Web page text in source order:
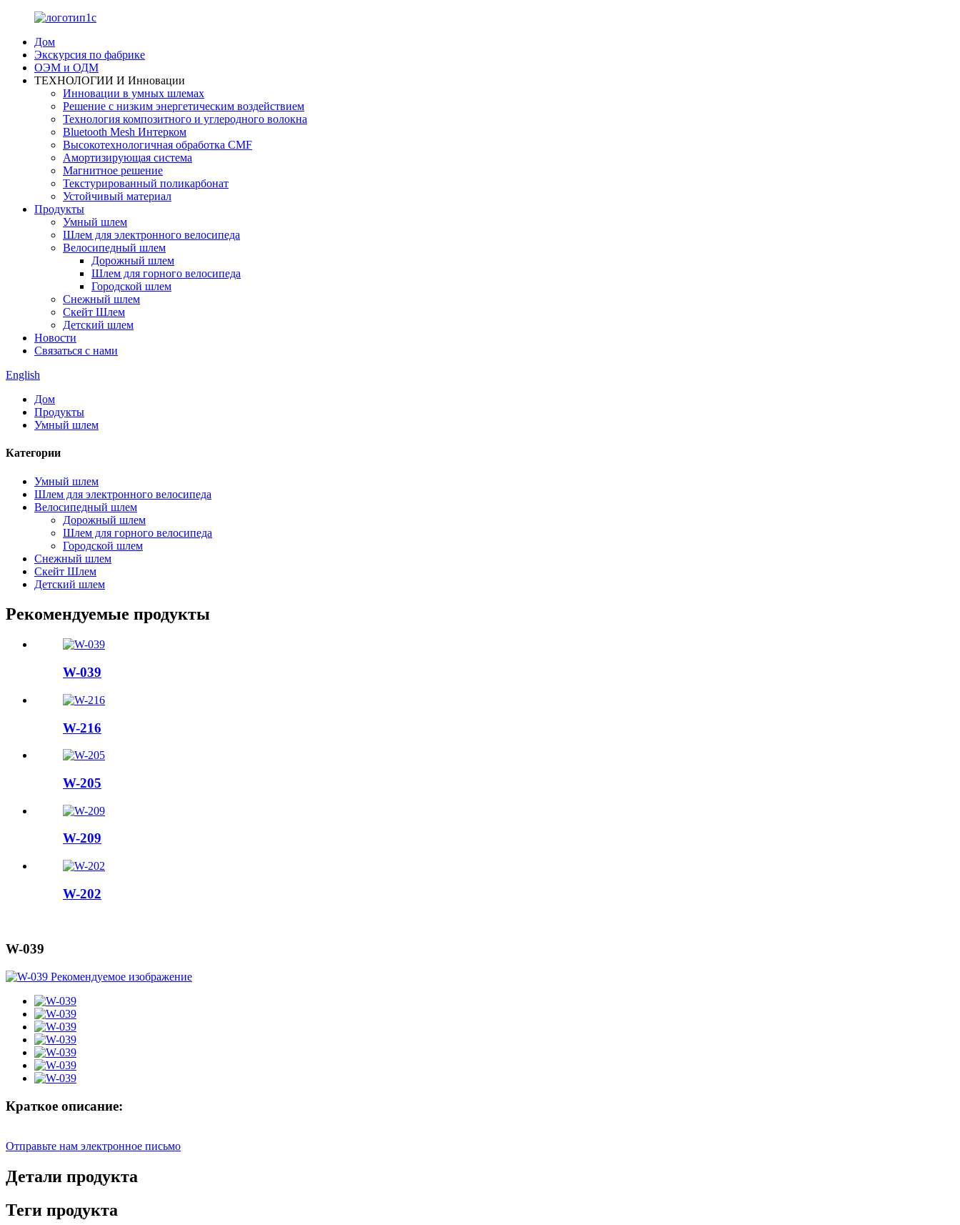
Дом
Экскурсия по фабрике
ОЭМ и ОДМ
ТЕХНОЛОГИИ И Инновации
Инновации в умных шлемах
Решение с низким энергетическим воздействием
Технология композитного и углеродного волокна
Bluetooth Mesh Интерком
Высокотехнологичная обработка CMF
Амортизирующая система
Магнитное решение
Текстурированный поликарбонат
Устойчивый материал
Продукты
Умный шлем
Шлем для электронного велосипеда
Велосипедный шлем
Дорожный шлем
Шлем для горного велосипеда
Городской шлем
Снежный шлем
Скейт Шлем
Детский шлем
Новости
Связаться с нами
English
Дом
Продукты
Умный шлем
Категории
Умный шлем
Шлем для электронного велосипеда
Велосипедный шлем
Дорожный шлем
Шлем для горного велосипеда
Городской шлем
Снежный шлем
Скейт Шлем
Детский шлем
Рекомендуемые продукты
W-039
W-216
W-205
W-209
W-202
W-039
Краткое описание:
Отправьте нам электронное письмо
Детали продукта
Теги продукта